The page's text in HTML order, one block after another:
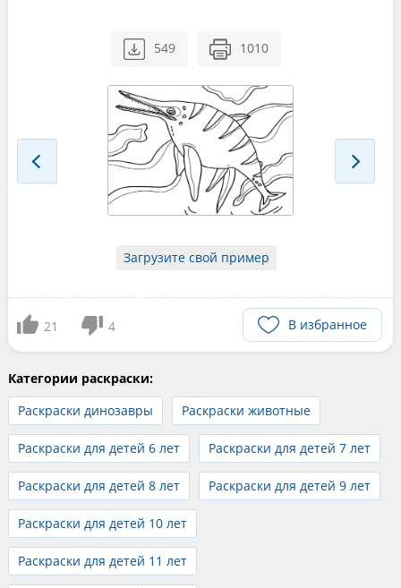
549 1010
Загрузите свой пример
21 4 В избранное
Категории раскраски:
Раскраски динозавры
Раскраски животные
Раскраски для детей 6 лет Раскраски для детей 7 лет
Раскраски для детей 8 лет Раскраски для детей 9 лет
Раскраски для детей 10 лет
Раскраски для детей 11 лет